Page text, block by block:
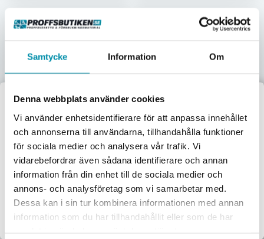
Samtycke Information Om
Denna webbplats använder cookies
Vi använder enhetsidentifierare för att anpassa innehållet
och annonserna till användarna, tillhandahålla funktioner
för sociala medier och analysera vår trafik. Vi
vidarebefordrar även sådana identifierare och annan
information från din enhet till de sociala medier och
annons- och analysföretag som vi samarbetar med.
Dessa kan i sin tur kombinera informationen med annan
information som du har tillhandahållit eller som de har
Lyftbalk (t3) 745-1150
G-9800009
4 510 kr
Lägg i varukorgen
G-AC3604800
1 542,50
Pris inkl. moms
Lägg i varukorgen
Välkommen till
Proffsbutiken
Jag handlar som:
Företag
Exkl. moms
Privat
Inkl. moms